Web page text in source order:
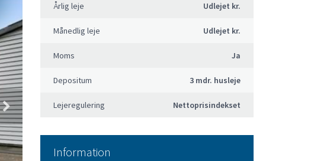
Årlig leje Udlejet kr.
Månedlig leje Udlejet kr.
Moms Ja
Depositum 3 mdr. husleje
Lejeregulering Nettoprisindekset
Information